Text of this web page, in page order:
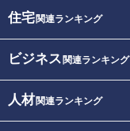
住宅関連ランキング
ビジネス 関連ランキング
人材関連ランキング